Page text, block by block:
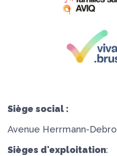
Siège social :
Avenue Herrmann-
Sièges d'exploitation: